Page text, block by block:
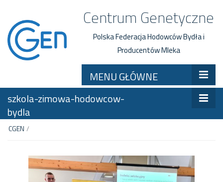
Centrum Genetyczne
Polska Federacja Hodowców Bydła i
Producentów Mleka
MENU GŁÓWNE
szkola-zimowa-hodowcow-
bydla
CGEN /